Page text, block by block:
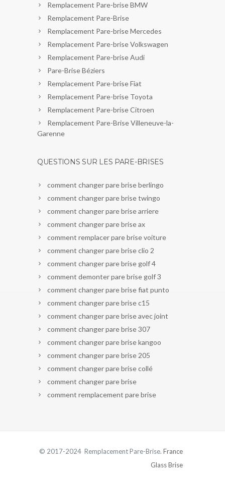
Remplacement Pare-brise BMW
Remplacement Pare-Brise
Remplacement Pare-brise Mercedes
Remplacement Pare-brise Volkswagen
Remplacement Pare-brise Audi
Pare-Brise Béziers
Remplacement Pare-brise Fiat
Remplacement Pare-brise Toyota
Remplacement Pare-brise Citroen
Remplacement Pare-Brise Villeneuve-la-
Garenne
QUESTIONS SUR LES PARE-BRISES
comment changer pare brise berlingo
comment changer pare brise twingo
comment changer pare brise arriere
comment changer pare brise ax
comment remplacer pare brise voiture
comment changer pare brise clio 2
comment changer pare brise golf 4
comment demonter pare brise golf 3
comment changer pare brise fiat punto
comment changer pare brise c15
comment changer pare brise avec joint
comment changer pare brise 307
comment changer pare brise kangoo
comment changer pare brise 205
comment changer pare brise collé
comment changer pare brise
comment remplacement pare brise
© 2017-2024 Remplacement Pare-Brise. France
Glass Brise